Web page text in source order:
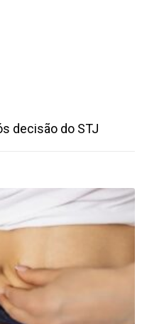
decisão do STJ